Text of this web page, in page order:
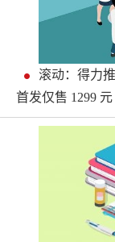
滚动：得力
首发仅售 1299 元